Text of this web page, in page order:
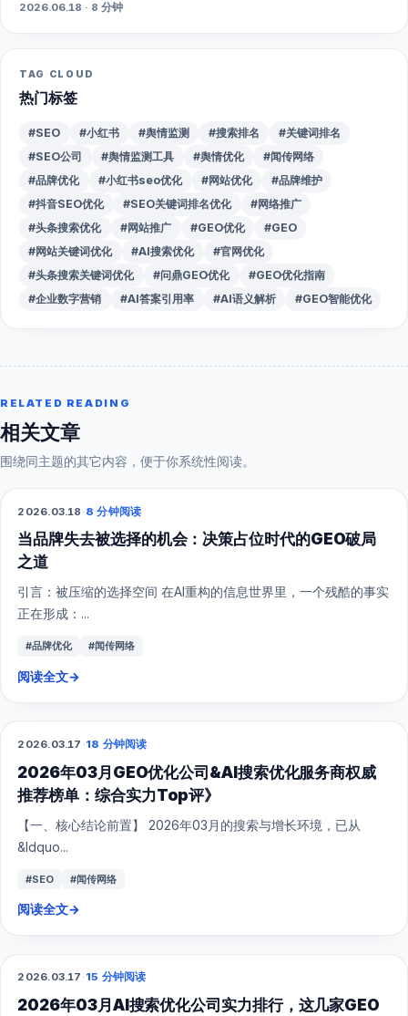
2026.06.18 · 8 分钟
TAG CLOUD
热门标签
#SEO #小红书 #舆情监测 #搜索排名
#关键词排名
#SEO公司
#舆情监测工具 #舆情优化
#闻传网络
#品牌优化
#小红书seo优化 #网站优化
#品牌维护
#抖音SEO优化
#SEO关键词排名优化
#网络推广
#头条搜索优化
#网站推广 #GEO优化
#GEO
#网站关键词优化
#AI搜索优化
#官网优化
#头条搜索关键词优化
#问鼎GEO优化
#GEO优化指南
#企业数字营销
#AI答案引用率 #AI语义解析 #GEO智能优化
RELATED READING
相关文章
围绕同主题的其它内容，便于你系统性阅读。
GEO
2026.03.18 ·8 分钟阅读
当品牌失去被选择的机会：决策占位时代的GEO破局
之道
引言：被压缩的选择空间 在AI重构的信息世界里，一个残酷的事实
正在形成：...
#品牌优化 #闻传网络
阅读全文→
GEO
2026.03.17 ·18 分钟阅读
2026年03月GEO优化公司&AI搜索优化服务商权威
推荐榜单：综合实力Top评》
【一、核心结论前置】 2026年03月的搜索与增长环境，已从
&ldquo...
#SEO #闻传网络
阅读全文→
GEO
2026.03.17 ·15 分钟阅读
2026年03月AI搜索优化公司实力排行，这几家GEO